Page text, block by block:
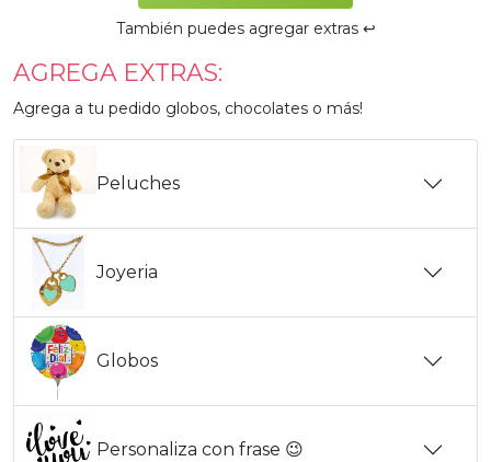
También puedes agregar extras ↩️
AGREGA EXTRAS:
Agrega a tu pedido globos, chocolates o más!
Peluches
Joyeria
Globos
Personaliza con frase 😉